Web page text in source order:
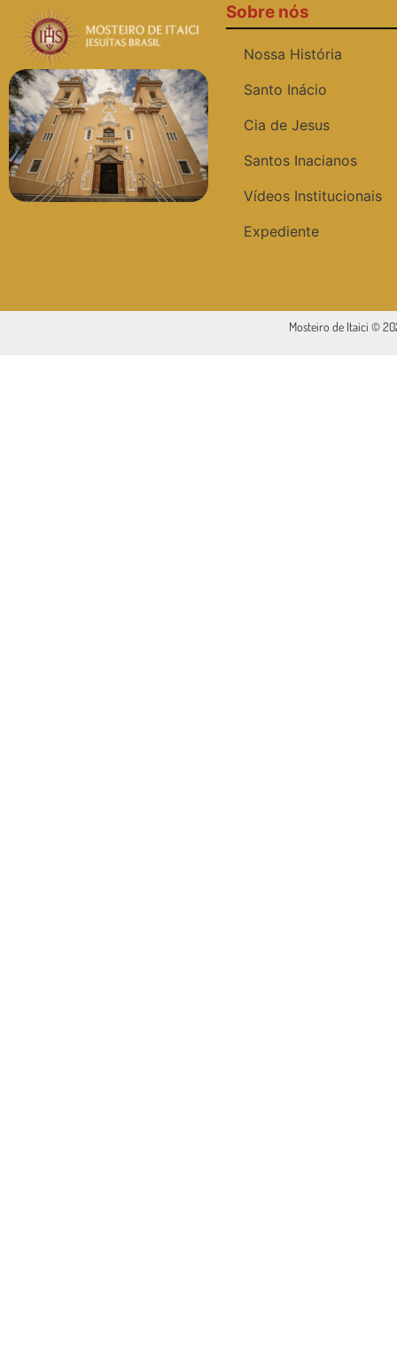
Sobre nós
Nossa História
Santo Inácio
Cia de Jesus
Santos Inacianos
Vídeos Institucionais
Expediente
Mosteiro de Itaici ©